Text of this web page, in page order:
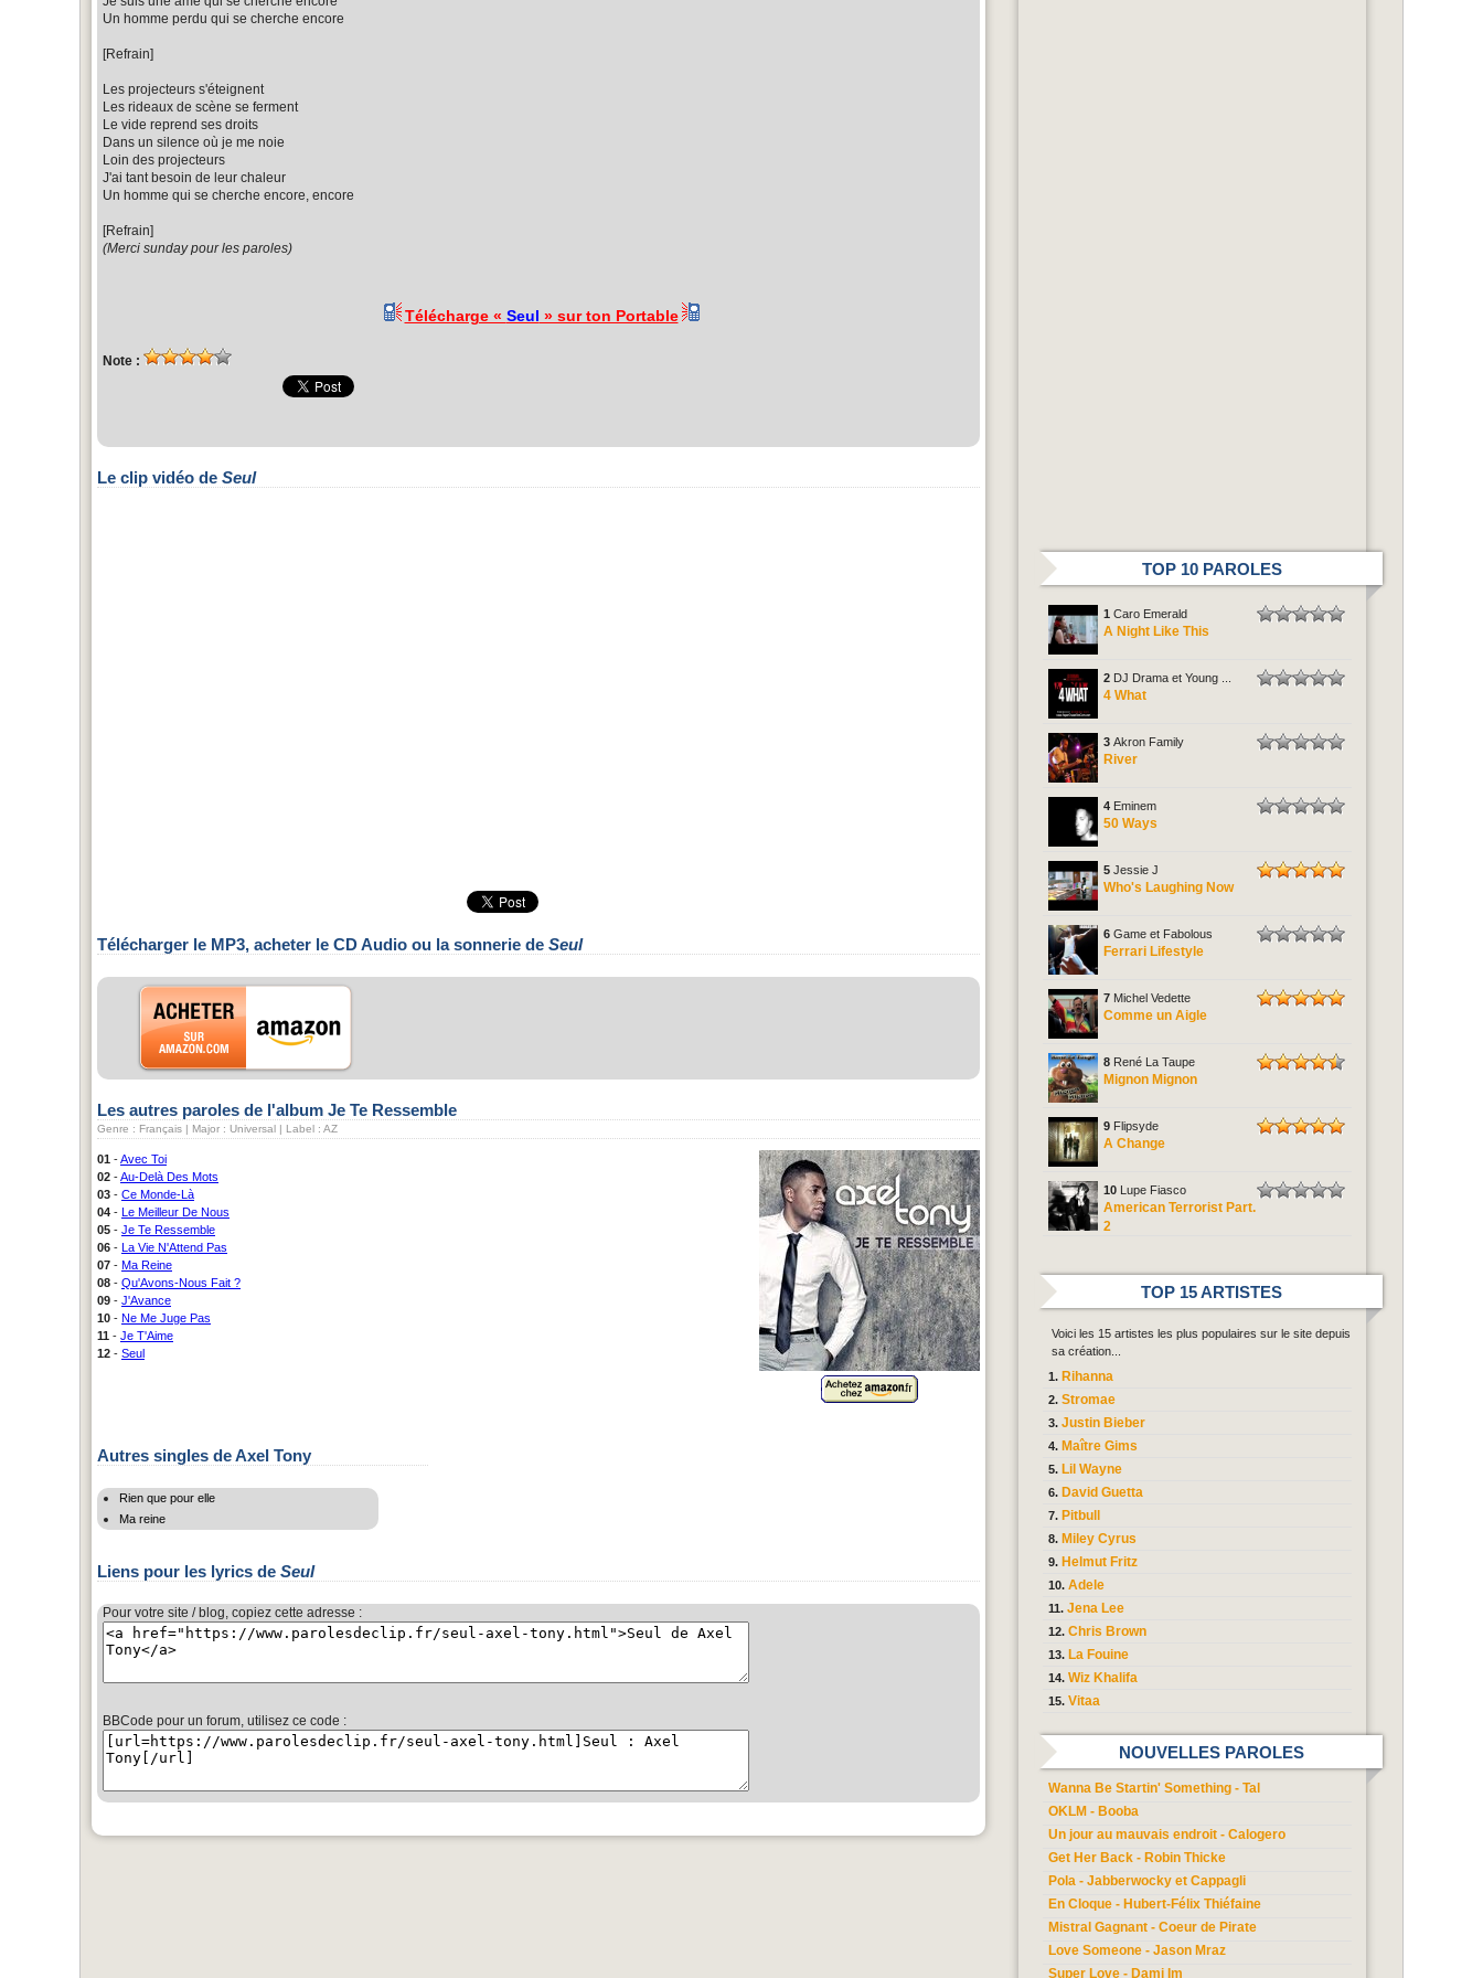
Un homme perdu qui se cherche encore
[Refrain]
Les projecteurs s'éteignent
Les rideaux de scène se ferment
Le vide reprend ses droits
Dans un silence où je me noie
Loin des projecteurs
J'ai tant besoin de leur chaleur
Un homme qui se cherche encore, encore
[Refrain]
(Merci sunday pour les paroles)
Télécharge « Seul » sur ton Portable
Note :
Le clip vidéo de Seul
Télécharger le MP3, acheter le CD Audio ou la sonnerie de Seul
Les autres paroles de l'album Je Te Ressemble
Genre : Français | Major : Universal | Label : AZ
01 -Avec Toi
02 -Au-Delà Des Mots
03 - Ce Monde-Là
04 - Le Meilleur De Nous
05 - Je Te Ressemble
06 - La Vie N'Attend Pas
07 - Ma Reine
08 - Qu'Avons-Nous Fait ?
09 - J'Avance
10 - Ne Me Juge Pas
11 - Je T'Aime
12 - Seul
Autres singles de Axel Tony
Rien que pour elle
Ma reine
Liens pour les lyrics de Seul
Pour votre site / blog, copiez cette adresse :
BBCode pour un forum, utilisez ce code :
TOP 10 PAROLES
1 Caro Emerald
A Night Like This
2 DJ Drama et Young ...
4 What
3 Akron Family
River
4 Eminem
50 Ways
5 Jessie J
Who's Laughing Now
6 Game et Fabolous
Ferrari Lifestyle
7 Michel Vedette
Comme un Aigle
8 René La Taupe
Mignon Mignon
9 Flipsyde
A Change
10 Lupe Fiasco
American Terrorist Part.
2
TOP 15 ARTISTES
Voici les 15 artistes les plus populaires sur le site depuis
sa création...
Rihanna
Stromae
Justin Bieber
Maître Gims
Lil Wayne
David Guetta
Pitbull
Miley Cyrus
Helmut Fritz
Adele
Jena Lee
Chris Brown
La Fouine
Wiz Khalifa
Vitaa
NOUVELLES PAROLES
Wanna Be Startin' Something - Tal
OKLM - Booba
Un jour au mauvais endroit - Calogero
Get Her Back - Robin Thicke
Pola - Jabberwocky et Cappagli
En Cloque - Hubert-Félix Thiéfaine
Mistral Gagnant - Coeur de Pirate
Love Someone - Jason Mraz
Super Love - Dami Im